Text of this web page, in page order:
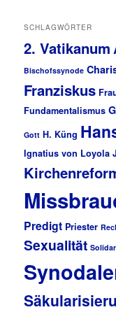
SCHLAGWÖRTER
2. Vatikanum
Bischofssynode
Franziskus
Fundamentalismus
Gott H. Küng
Ignatius von Loyola
Predigt Priester
Sexualität